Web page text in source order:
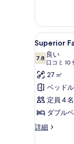
真
を
表
示
す
る
の
詳
細
Superior
Family
Twin
Room,
No
Ocean
view
の
す
6
Superior
7.810 点中 7.8
良い
口コミ 10
(口
コ
ミ
10
件)
27 ㎡
ベッド
定員 4 名
ダブル
詳細
Superior